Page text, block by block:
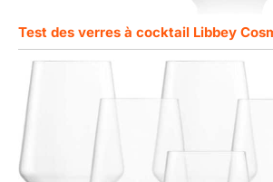
Test des verres à cocktail Libbey